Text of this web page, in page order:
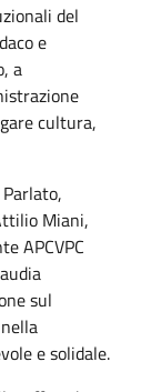
del
e
a
cultura,
Miani,
APCVPC
sul
e solidale.